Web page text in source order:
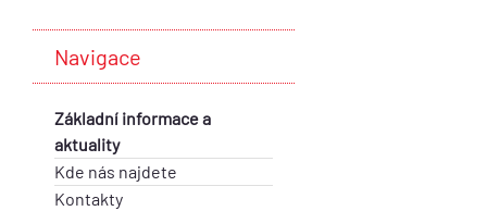
Navigace
Základní informace a
aktuality
Kde nás najdete
Kontakty